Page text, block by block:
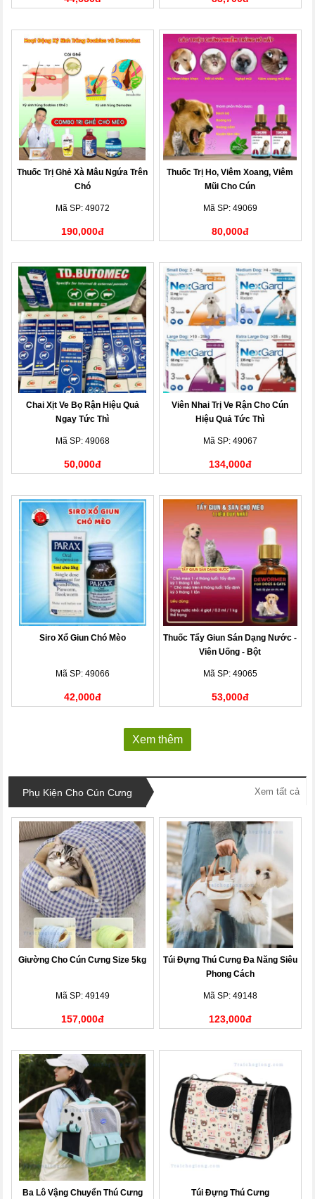
Thuốc Trị Ghẻ Xà Mâu Ngứa Trên
Chó
Mã SP: 49072
190,000đ
Thuốc Trị Ho, Viêm Xoang, Viêm
Mũi Cho Cún
Mã SP: 49069
80,000đ
Chai Xịt Ve Bọ Rận Hiệu Quả
Ngay Tức Thì
Mã SP: 49068
50,000đ
Viên Nhai Trị Ve Rận Cho Cún
Hiệu Quả Tức Thì
Mã SP: 49067
134,000đ
Siro Xổ Giun Chó Mèo
Mã SP: 49066
42,000đ
Thuốc Tẩy Giun Sán Dạng Nước -
Viên Uống - Bột
Mã SP: 49065
53,000đ
Xem thêm
Phụ Kiện Cho Cún Cưng Xem tất cả
Giường Cho Cún Cưng Size 5kg
Mã SP: 49149
157,000đ
Túi Đựng Thú Cưng Đa Năng Siêu
Phong Cách
Mã SP: 49148
123,000đ
Ba Lô Vậng Chuyển Thú Cưng
Túi Đựng Thú Cưng